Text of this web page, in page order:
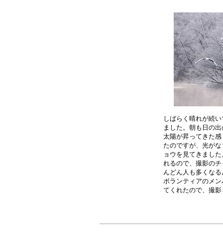
しばらく晴れが続
ました。朝も日の
太陽が昇ってきた
たのですが、光が
ョウを見てきまし
れるので、撮影の
んどん人も多くな
ボランティアのメ